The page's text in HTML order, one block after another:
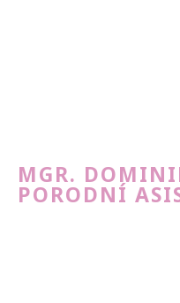
MGR.
PORODNÍ